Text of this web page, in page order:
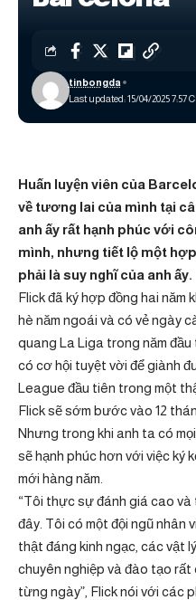
Last updated: 15/04/2025 7:57
tinbongda
Huấn luyện viên của
về tương lai của mình tại
anh ấy rất hạnh phúc với
mình, nhưng tiết lộ một
phải là suy nghĩ của anh ấy.
Flick đã ký hợp đồng hai năm
hè năm ngoái và có vẻ ngày
quang La Liga trong năm
có cơ hội tuyệt vời để giành
League đầu tiên trong một
Flick sẽ sớm bước vào 12
Nhưng trong khi anh ta có
sẽ hạnh phúc hơn với việc ký
mới hàng năm.
“Tôi thực sự đánh giá cao
đây. Tôi có một đội ngũ nhân
thật đáng kinh ngạc, các vật
chuyên nghiệp và đào tạo rất
từng ngày”, Flick nói với các